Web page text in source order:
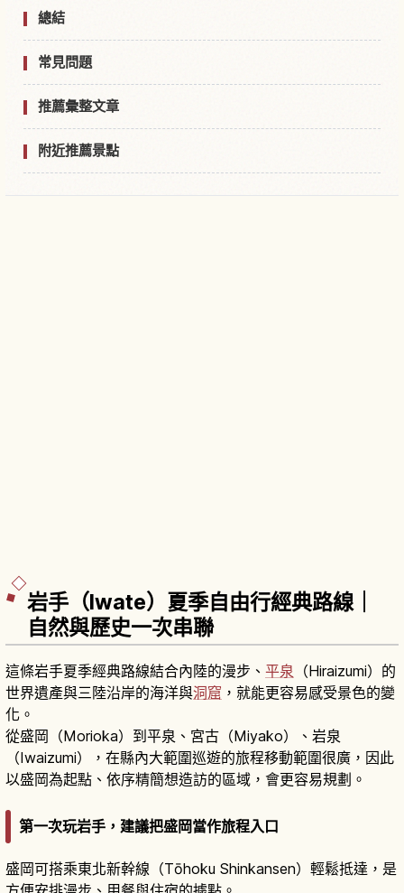
總結
常見問題
推薦彙整文章
附近推薦景點
岩手（Iwate）夏季自由行經典路線｜
自然與歷史一次串聯
這條岩手夏季經典路線結合內陸的漫步、 平泉 （Hiraizumi）的
世界遺產與三陸沿岸的海洋與洞窟 ，就能更容易感受景色的變
化。
從盛岡（Morioka）到平泉、宮古（Miyako）、岩泉
（Iwaizumi），在縣內大範圍巡遊的旅程移動範圍很廣，因此
以盛岡為起點、依序精簡想造訪的區域，會更容易規劃。
第一次玩岩手，建議把盛岡當作旅程入口
盛岡可搭乘東北新幹線（Tōhoku Shinkansen）輕鬆抵達，是